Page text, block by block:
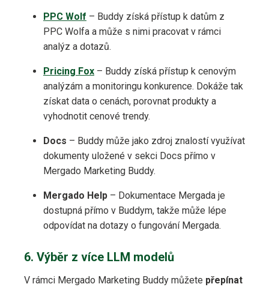
PPC Wolf – Buddy získá přístup k datům z
PPC Wolfa a může s nimi pracovat v rámci
analýz a dotazů.
Pricing Fox – Buddy získá přístup k cenovým
analýzám a monitoringu konkurence. Dokáže tak
získat data o cenách, porovnat produkty a
vyhodnotit cenové trendy.
Docs – Buddy může jako zdroj znalostí využívat
dokumenty uložené v sekci Docs přímo v
Mergado Marketing Buddy.
Mergado Help – Dokumentace Mergada je
dostupná přímo v Buddym, takže může lépe
odpovídat na dotazy o fungování Mergada.
6. Výběr z více LLM modelů
V rámci Mergado Marketing Buddy můžete přepínat